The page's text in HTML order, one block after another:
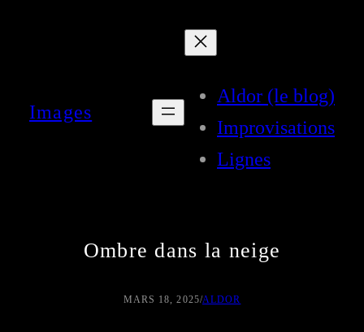
Images
Aldor (le blog)
Improvisations
Lignes
Ombre dans la neige
MARS 18, 2025/ALDOR